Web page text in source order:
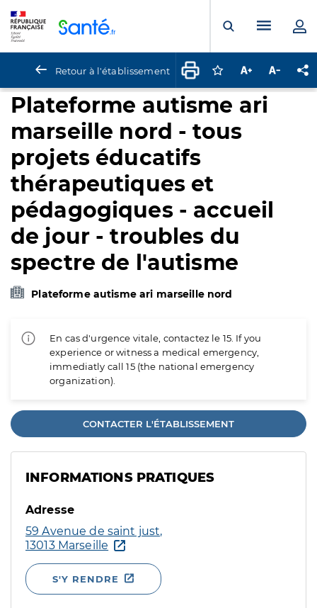
Ouvrir laMenu
Retour à l'établissement Connectez-vous
Augmenter la
Plateforme autisme ari
marseille nord - tous
projets éducatifs
thérapeutiques et
pédagogiques - accueil
de jour - troubles du
spectre de l'autisme
Plateforme autisme ari marseille nord
En cas d'urgence vitale, contactez le 15. If you
experience or witness a medical emergency,
immediatly call 15 (the national emergency
organization).
CONTACTER L'ÉTABLISSEMENT
INFORMATIONS PRATIQUES
Adresse
59 Avenue de saint just,
13013 Marseille
S'Y RENDRE